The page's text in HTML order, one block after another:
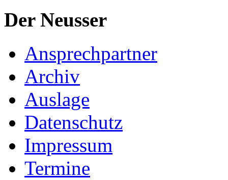
Der Neusser
Ansprechpartner
Archiv
Auslage
Datenschutz
Impressum
Termine